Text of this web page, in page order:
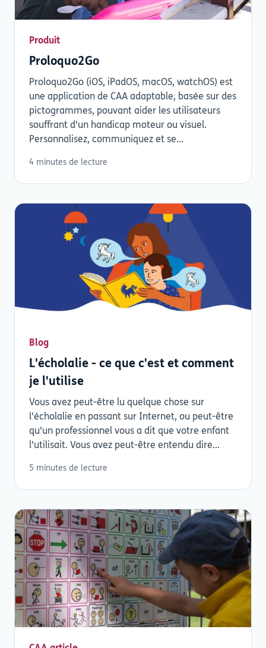
Produit
Proloquo2Go
Proloquo2Go (iOS, iPadOS, macOS, watchOS) est
une application de CAA adaptable, basée sur des
pictogrammes, pouvant aider les utilisateurs
souffrant d'un handicap moteur ou visuel.
Personnalisez, communiquez et se...
4 minutes de lecture
Blog
L'écholalie - ce que c'est et comment
je l'utilise
Vous avez peut-être lu quelque chose sur
l'écholalie en passant sur Internet, ou peut-être
qu'un professionnel vous a dit que votre enfant
l'utilisait. Vous avez peut-être entendu dire...
5 minutes de lecture